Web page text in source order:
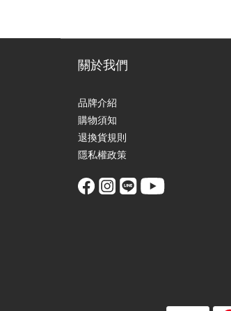
關於我們
品牌介紹
購物須知
退換貨規則
隱私權政策